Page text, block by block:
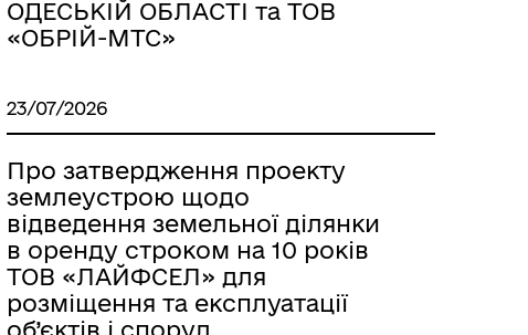
ОДЕСЬКІЙ ОБЛАСТІ та ТОВ
«ОБРІЙ-МТС»
23/07/2026
Про затвердження проекту
землеустрою щодо
відведення земельної ділянки
в оренду строком на 10 років
ТОВ «ЛАЙФСЕЛ» для
розміщення та експлуатації
об’єктів і споруд